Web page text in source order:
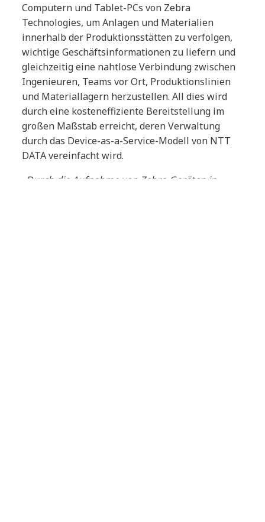
Computern und Tablet-PCs von Zebra
Technologies, um Anlagen und Materialien
innerhalb der Produktionsstätten zu verfolgen,
wichtige Geschäftsinformationen zu liefern und
gleichzeitig eine nahtlose Verbindung zwischen
Ingenieuren, Teams vor Ort, Produktionslinien
und Materiallagern herzustellen. All dies wird
durch eine kosteneffiziente Bereitstellung im
großen Maßstab erreicht, deren Verwaltung
durch das Device-as-a-Service-Modell von NTT
DATA vereinfacht wird.
„Durch die Aufnahme von Zebra-Geräten in